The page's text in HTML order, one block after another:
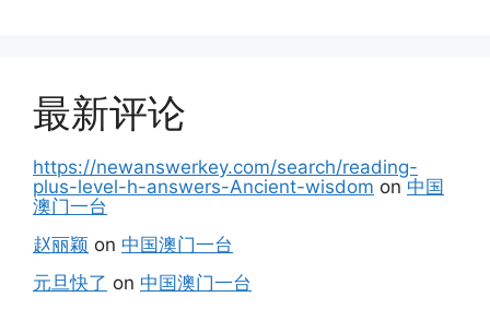
最新评论
https://newanswerkey.com/search/reading-
plus-level-h-answers-Ancient-wisdom on 中国
澳门一台
赵丽颖 on 中国澳门一台
元旦快了 on 中国澳门一台